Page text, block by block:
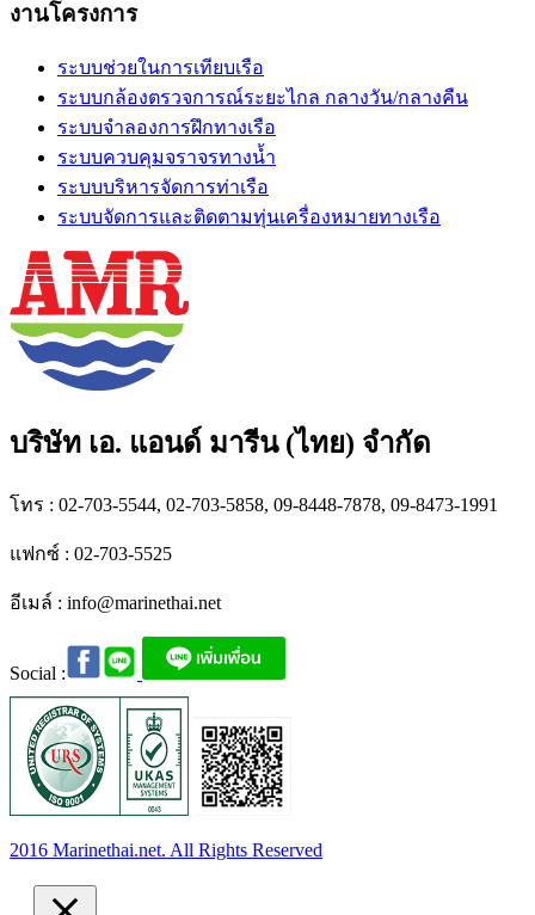
งานโครงการ
ระบบช่วยในการเทียบเรือ
ระบบกล้องตรวจการณ์ระยะไกล กลางวัน/กลางคืน
ระบบจำลองการฝึกทางเรือ
ระบบควบคุมจราจรทางน้ำ
ระบบบริหารจัดการท่าเรือ
ระบบจัดการและติดตามทุ่นเครื่องหมายทางเรือ
บริษัท เอ. แอนด์ มารีน (ไทย) จำกัด
โทร : 02-703-5544, 02-703-5858, 09-8448-7878, 09-8473-1991
แฟกซ์ : 02-703-5525
อีเมล์ : info@marinethai.net
Social :
2016 Marinethai.net. All Rights Reserved